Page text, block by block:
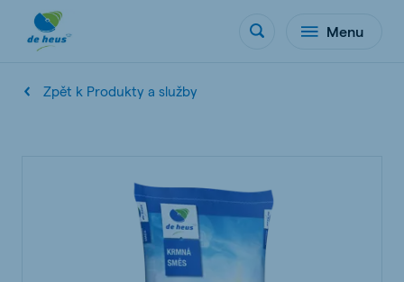
Menu
Zpět k Produkty a služby